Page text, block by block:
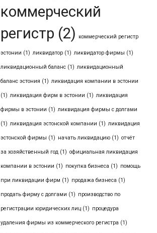
коммерческий
регистр (2) коммерческий регистр
эстонии (1) ликвидатор (1) ликвидатор фирмы (1)
ликвидационный баланс (1) ликвидационный
баланс эстония (1) ликвидация компании в эстонии
(1) ликвидация фирм в эстонии (1) ликвидация
фирмы в эстонии (1) ликвидация фирмы с долгами
(1) ликвидация эстонской компании (1) ликвидация
эстонской фирмы (1) начать ликвидацию (1) отчёт
за хозяйственный год (1) официальная ликвидация
компании в эстонии (1) покупка бизнеса (1) помощь
при ликвидации фирм (1) продажа бизнеса (1)
продать фирму с долгами (1) производство по
регистрации юридических лиц (1) процедура
удаления фирмы из коммерческого регистра (1)